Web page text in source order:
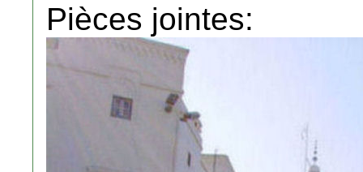
Pièces jointes: